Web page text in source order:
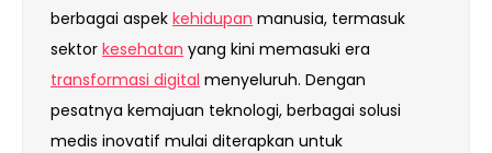
berbagai aspek kehidupan manusia, termasuk
sektor kesehatan yang kini memasuki era
transformasi digital menyeluruh. Dengan
pesatnya kemajuan teknologi, berbagai solusi
medis inovatif mulai diterapkan untuk